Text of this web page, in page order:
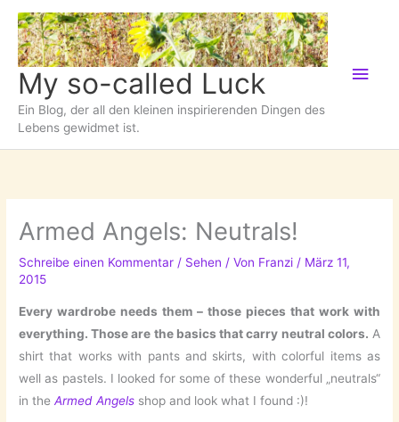
Zum
Inhalt
springen
My so-called Luck
Ein Blog, der all den kleinen inspirierenden Dingen des
Lebens gewidmet ist.
Armed Angels: Neutrals!
Schreibe einen Kommentar / Sehen / Von Franzi/ März 11,
2015
Every wardrobe needs them – those pieces that work with
everything. Those are the basics that carry neutral colors. A
shirt that works with pants and skirts, with colorful items as
well as pastels. I looked for some of these wonderful „neutrals“
in theArmed Angels shop and look what I found :)!